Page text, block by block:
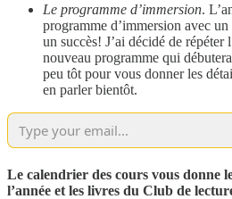
Le programme d’immersion.
programme d’immersion avec
un succès! J’ai décidé de répéter
nouveau programme qui
peu tôt pour vous donner les
en parler bientôt.
Le calendrier des cours vous donne
l’année et les livres du Club de